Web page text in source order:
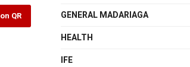
QR
GENERAL MADARIAGA
HEALTH
IFE